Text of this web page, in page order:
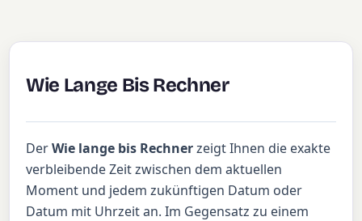
Wie Lange Bis Rechner
DerWie lange bis Rechnerzeigt Ihnen die exakte
verbleibende Zeit zwischen dem aktuellen
Moment und jedem zukünftigen Datum oder
Datum mit Uhrzeit an. Im Gegensatz zu einem